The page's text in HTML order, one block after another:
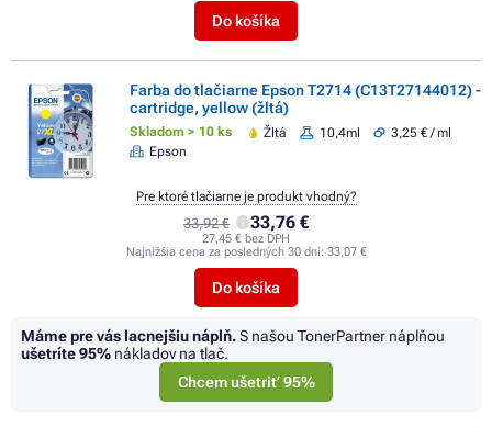
Do košíka
Farba do tlačiarne Epson T2714 (C13T27144012) -
cartridge, yellow (žltá)
Skladom > 10 ks Žltá 10,4ml
3,25 € / ml
Epson
33,92 € 33,76 €
27,45 € bez DPH
Najnižšia cena za posledných 30 dní: 33,07 €
Do košíka
Pre ktoré tlačiarne je produkt vhodný?
Máme pre vás lacnejšiu náplň.S našou TonerPartner náplňou
ušetríte95% nákladov na tlač.
Chcem ušetriť 95%